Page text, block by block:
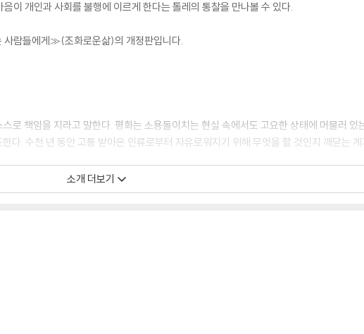
이 개인과 사회를 불행에 이르게 한다는 톨레의 통찰을 만나볼 수 있다.
람들에게≫(조화로운삶)의 개정판입니다.
로 책임을 지라고 말한다. 평화는 소용돌이치는 현실 속에서도 고요한 상태에 머물러 있
다. 수천 년 동안 고통 받아온 인류로부터 자유로워지기 위해 무엇을 할 것인지 깨닫는
통을 안겨 주는 허구의 자아를 벗어던지고 절망의 나락에서 깨달음의 밝음으로 솟아오
기쁨’에 이르는 단순하고 심오한 메시지를 전하고 있다. 첫 번째 저서 『지금 이 순간을
기간 뉴욕타임스 베스트셀러 1위에 올라 미국에서만 각각 3백만 부와 5백만 부가 판매되
뉴욕타임스는 그를 ‘미국에서 가장 신뢰할 만한 명상 서적 분야의 저 자’로 평했다. 톨레
리의 구멍입니다. 이 음악을 들어보세요.” 특정한 종교나 전통적인 사상에 속하지 않는
소개 더보기